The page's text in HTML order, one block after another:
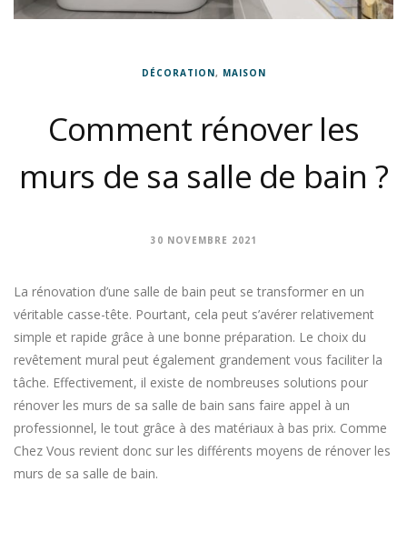
DÉCORATION, MAISON
Comment rénover les
murs de sa salle de bain ?
30 NOVEMBRE 2021
La rénovation d’une salle de bain peut se transformer en un
véritable casse-tête. Pourtant, cela peut s’avérer relativement
simple et rapide grâce à une bonne préparation. Le choix du
revêtement mural peut également grandement vous faciliter la
tâche. Effectivement, il existe de nombreuses solutions pour
rénover les murs de sa salle de bain sans faire appel à un
professionnel, le tout grâce à des matériaux à bas prix. Comme
Chez Vous revient donc sur les différents moyens de rénover les
murs de sa salle de bain.